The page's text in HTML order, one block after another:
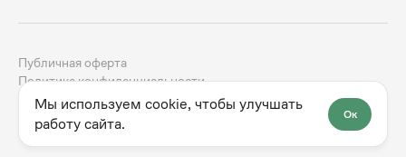
2024-2026godno.com dev.family
Публичная оферта
Политика конфиденциальности
Мы используем cookie, чтобы улучшать
работу сайта.
Ок